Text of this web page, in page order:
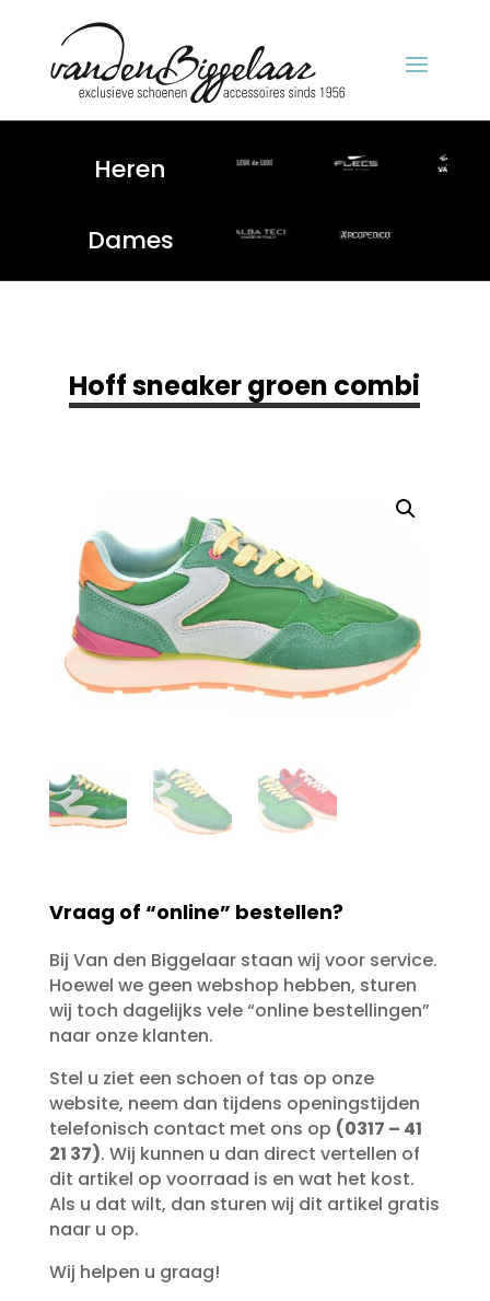
Heren
Dames
Hoff sneaker groen combi
Vraag of “online” bestellen?
Bij Van den Biggelaar staan wij voor service.
Hoewel we geen webshop hebben, sturen
wij toch dagelijks vele “online bestellingen”
naar onze klanten.
Stel u ziet een schoen of tas op onze
website, neem dan tijdens openingstijden
telefonisch contact met ons op (0317 – 41
21 37). Wij kunnen u dan direct vertellen of
dit artikel op voorraad is en wat het kost.
Als u dat wilt, dan sturen wij dit artikel gratis
naar u op.
Wij helpen u graag!